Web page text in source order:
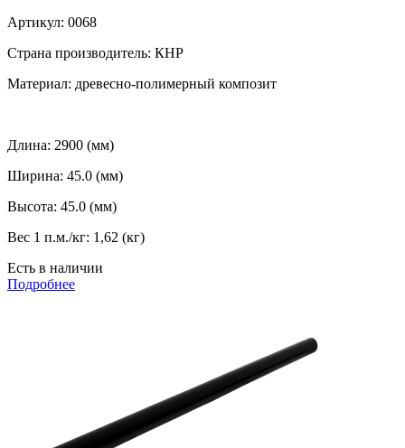
Артикул: 0068
Страна производитель: КНР
Материал: древесно-полимерный композит
Длина: 2900 (мм)
Ширина: 45.0 (мм)
Высота: 45.0 (мм)
Вес 1 п.м./кг: 1,62 (кг)
Есть в наличии
Подробнее